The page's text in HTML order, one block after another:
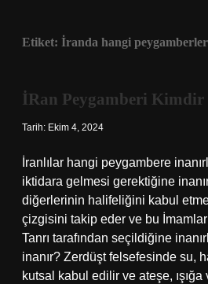
Etiket: İranda hangi
İRan Peygamberi Kimdir
Tarih: Ekim 4, 2024
İranlılar hangi peygambere
iktidara gelmesi gerektiğine
diğerlerinin halifeliğini kabul
çizgisini takip eder ve bu
Tanrı tarafından seçildiğine
inanır? Zerdüşt felsefesinde su,
kutsal kabul edilir ve ateşe,